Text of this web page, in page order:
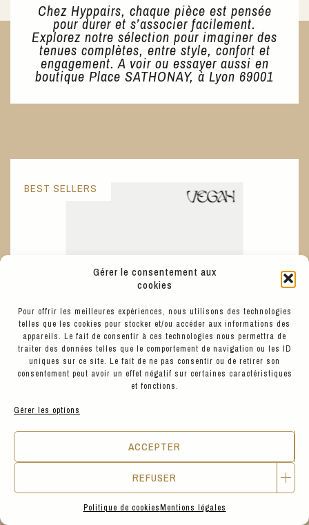
Gérer le consentement aux
cookies
Pour offrir les meilleures expériences, nous utilisons des technologies
telles que les cookies pour stocker et/ou accéder aux informations des
appareils. Le fait de consentir à ces technologies nous permettra de
traiter des données telles que le comportement de navigation ou les ID
uniques sur ce site. Le fait de ne pas consentir ou de retirer son
consentement peut avoir un effet négatif sur certaines caractéristiques
et fonctions.
Gérer les options
ACCEPTER
REFUSER
Politique de cookiesMentions légales
Chez Hyppairs, chaque pièce est pensée
pour durer et s’associer facilement.
Explorez notre sélection pour imaginer des
tenues complètes, entre style, confort et
engagement. A voir ou essayer aussi en
boutique Place SATHONAY, à Lyon 69001
149€
SAYE
MODELO '89 VEGAN GARNET
BEST SELLERS